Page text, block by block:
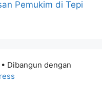
Pemukim di Tepi
• Dibangun dengan